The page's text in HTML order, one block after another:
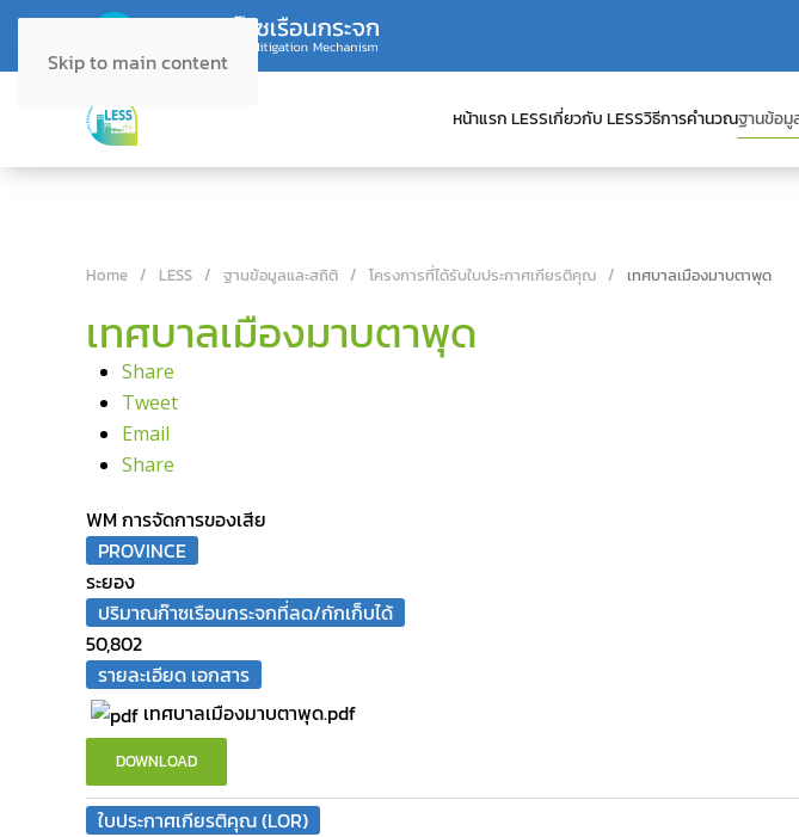
Skip to main content
หน้าแรก LESSเกี่ยวกับ LESSวิธีการคำนวณฐานข้อมู
Home LESS ฐานข้อมูลและสถิติ โครงการที่ได้รับใบประกาศเกียรติคุณ เทศบาลเมืองมาบตาพุด
เทศบาลเมืองมาบตาพุด
Share
Tweet
Email
Share
WM การจัดการของเสีย
PROVINCE
ระยอง
ปริมาณก๊าซเรือนกระจกที่ลด/กักเก็บได้
50,802
รายละเอียด เอกสาร
เทศบาลเมืองมาบตาพุด.pdf
DOWNLOAD
ใบประกาศเกียรติคุณ (LOR)